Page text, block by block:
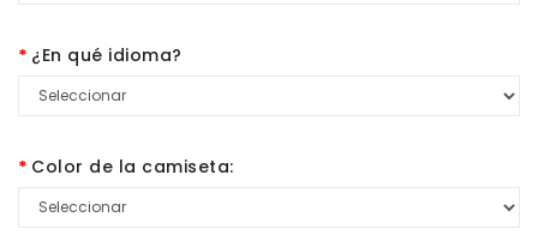
¿En qué idioma?
Color de la camiseta: